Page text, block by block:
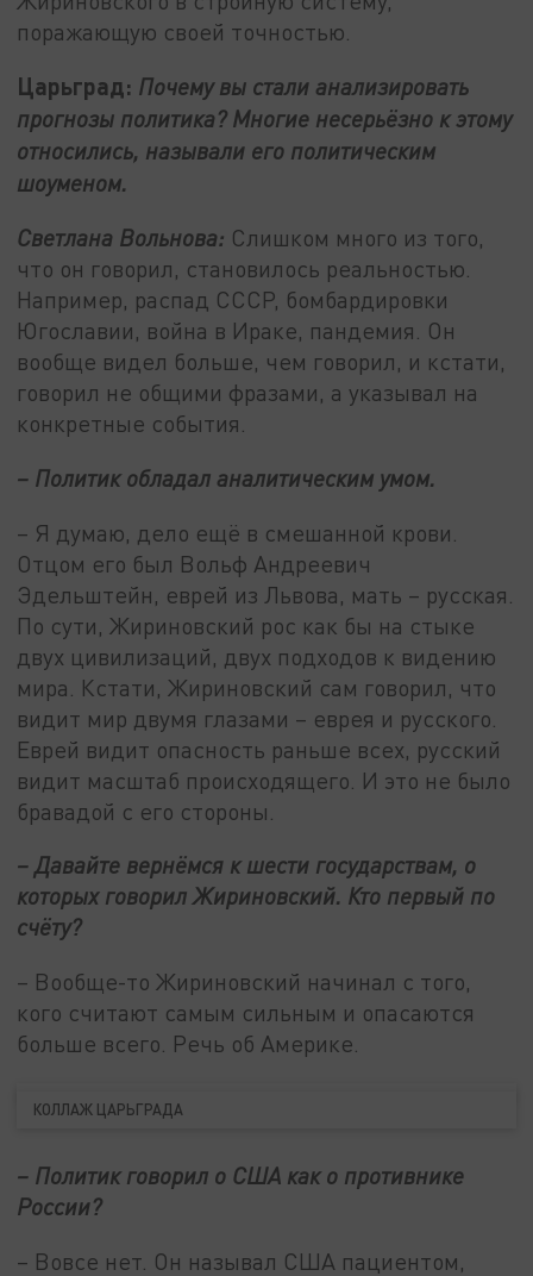
поражающую своей точностью.
Царьград: Почему вы стали анализировать
прогнозы политика? Многие несерьёзно к этому
относились, называли его политическим
шоуменом.
Светлана Вольнова: Слишком много из того,
что он говорил, становилось реальностью.
Например, распад СССР, бомбардировки
Югославии, война в Ираке, пандемия. Он
вообще видел больше, чем говорил, и кстати,
говорил не общими фразами, а указывал на
конкретные события.
– Политик обладал аналитическим умом.
– Я думаю, дело ещё в смешанной крови.
Отцом его был Вольф Андреевич
Эдельштейн, еврей из Львова, мать – русская.
По сути, Жириновский рос как бы на стыке
двух цивилизаций, двух подходов к видению
мира. Кстати, Жириновский сам говорил, что
видит мир двумя глазами – еврея и русского.
Еврей видит опасность раньше всех, русский
видит масштаб происходящего. И это не было
бравадой с его стороны.
– Давайте вернёмся к шести государствам, о
которых говорил Жириновский. Кто первый по
счёту?
– Вообще-то Жириновский начинал с того,
кого считают самым сильным и опасаются
больше всего. Речь об Америке.
КОЛЛАЖ ЦАРЬГРАДА
– Политик говорил о США как о противнике
России?
– Вовсе нет. Он называл США пациентом,